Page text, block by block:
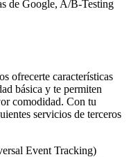
de Google, A/B-Testing
ofrecerte características
básica y te permiten
comodidad. Con tu
servicios de terceros
Event Tracking)